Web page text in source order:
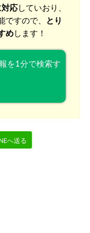
応していおり、
すので、 とり
めします！
を1分で検索す
へ送る